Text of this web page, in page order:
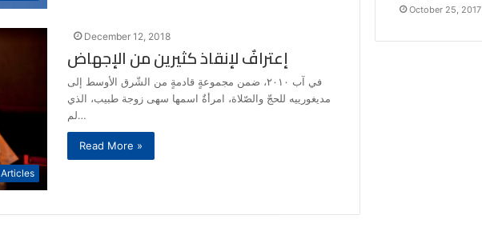
Articles
December 12, 2018
إعترافٌ لإنقاذ كثيرين من الإجهاض
في آب ٢٠١٠، ضمن مجموعةٍ قادمةٍ من الشّرق الأوسط إلى
مديغورييه للحجّ والصّلاة، امرأةٌ اسمها سهى زوجة طبيب، الذي
لم…
Read More »
October 25, 2017